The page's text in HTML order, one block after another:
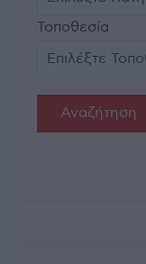
Τοποθεσία